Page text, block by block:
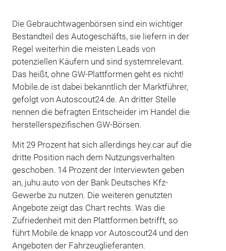
Die Gebrauchtwagenbörsen sind ein wichtiger
Bestandteil des Autogeschäfts, sie liefern in der
Regel weiterhin die meisten Leads von
potenziellen Käufern und sind systemrelevant.
Das heißt, ohne GW-Plattformen geht es nicht!
Mobile.de ist dabei bekanntlich der Marktführer,
gefolgt von Autoscout24.de. An dritter Stelle
nennen die befragten Entscheider im Handel die
herstellerspezifischen GW-Börsen.
Mit 29 Prozent hat sich allerdings hey.car auf die
dritte Position nach dem Nutzungsverhalten
geschoben. 14 Prozent der Interviewten geben
an, juhu.auto von der Bank Deutsches Kfz-
Gewerbe zu nutzen. Die weiteren genutzten
Angebote zeigt das Chart rechts. Was die
Zufriedenheit mit den Plattformen betrifft, so
führt Mobile.de knapp vor Autoscout24 und den
Angeboten der Fahrzeuglieferanten.